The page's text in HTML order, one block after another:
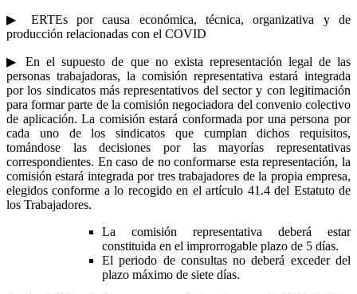
▶ ERTEs por causa económica, técnica, organizativa y de
producción relacionadas con el COVID
▶ En el supuesto de que no exista representación legal de las
personas trabajadoras, la comisión representativa estará integrada
por los sindicatos más representativos del sector y con legitimación
para formar parte de la comisión negociadora del convenio colectivo
de aplicación. La comisión estará conformada por una persona por
cada uno de los sindicatos que cumplan dichos requisitos,
tomándose las decisiones por las mayorías representativas
correspondientes. En caso de no conformarse esta representación, la
comisión estará integrada por tres trabajadores de la propia empresa,
elegidos conforme a lo recogido en el artículo 41.4 del Estatuto de
los Trabajadores.
La comisión representativa deberá estar
constituida en el improrrogable plazo de 5 días.
El periodo de consultas no deberá exceder del
plazo máximo de siete días.